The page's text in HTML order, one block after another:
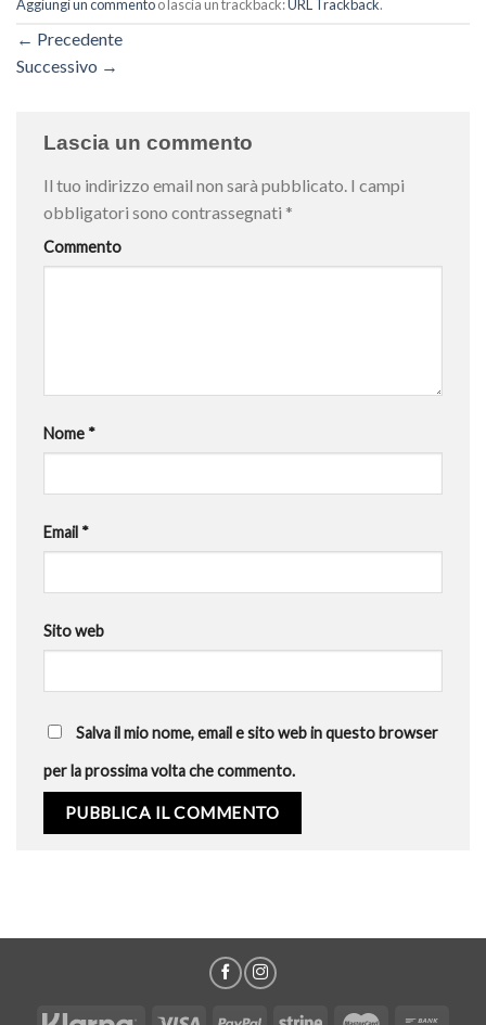
Aggiungi un commentoo lascia un trackback:URL Trackback.
← Precedente
Successivo →
Lascia un commento
Il tuo indirizzo email non sarà pubblicato. I campi
obbligatori sono contrassegnati *
Commento
Nome *
Email *
Sito web
Salva il mio nome, email e sito web in questo browser
per la prossima volta che commento.